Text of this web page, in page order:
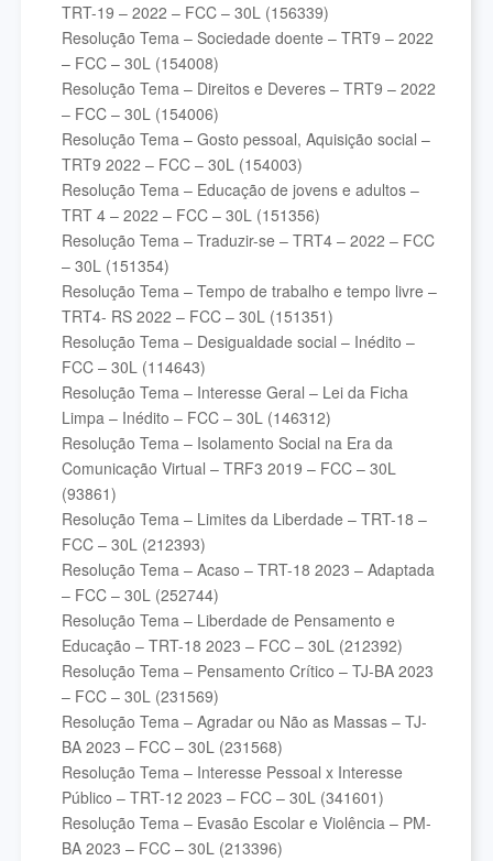
TRT-19 – 2022 – FCC – 30L (156339)
Resolução Tema – Sociedade doente – TRT9 – 2022
– FCC – 30L (154008)
Resolução Tema – Direitos e Deveres – TRT9 – 2022
– FCC – 30L (154006)
Resolução Tema – Gosto pessoal, Aquisição social –
TRT9 2022 – FCC – 30L (154003)
Resolução Tema – Educação de jovens e adultos –
TRT 4 – 2022 – FCC – 30L (151356)
Resolução Tema – Traduzir-se – TRT4 – 2022 – FCC
– 30L (151354)
Resolução Tema – Tempo de trabalho e tempo livre –
TRT4- RS 2022 – FCC – 30L (151351)
Resolução Tema – Desigualdade social – Inédito –
FCC – 30L (114643)
Resolução Tema – Interesse Geral – Lei da Ficha
Limpa – Inédito – FCC – 30L (146312)
Resolução Tema – Isolamento Social na Era da
Comunicação Virtual – TRF3 2019 – FCC – 30L
(93861)
Resolução Tema – Limites da Liberdade – TRT-18 –
FCC – 30L (212393)
Resolução Tema – Acaso – TRT-18 2023 – Adaptada
– FCC – 30L (252744)
Resolução Tema – Liberdade de Pensamento e
Educação – TRT-18 2023 – FCC – 30L (212392)
Resolução Tema – Pensamento Crítico – TJ-BA 2023
– FCC – 30L (231569)
Resolução Tema – Agradar ou Não as Massas – TJ-
BA 2023 – FCC – 30L (231568)
Resolução Tema – Interesse Pessoal x Interesse
Público – TRT-12 2023 – FCC – 30L (341601)
Resolução Tema – Evasão Escolar e Violência – PM-
BA 2023 – FCC – 30L (213396)